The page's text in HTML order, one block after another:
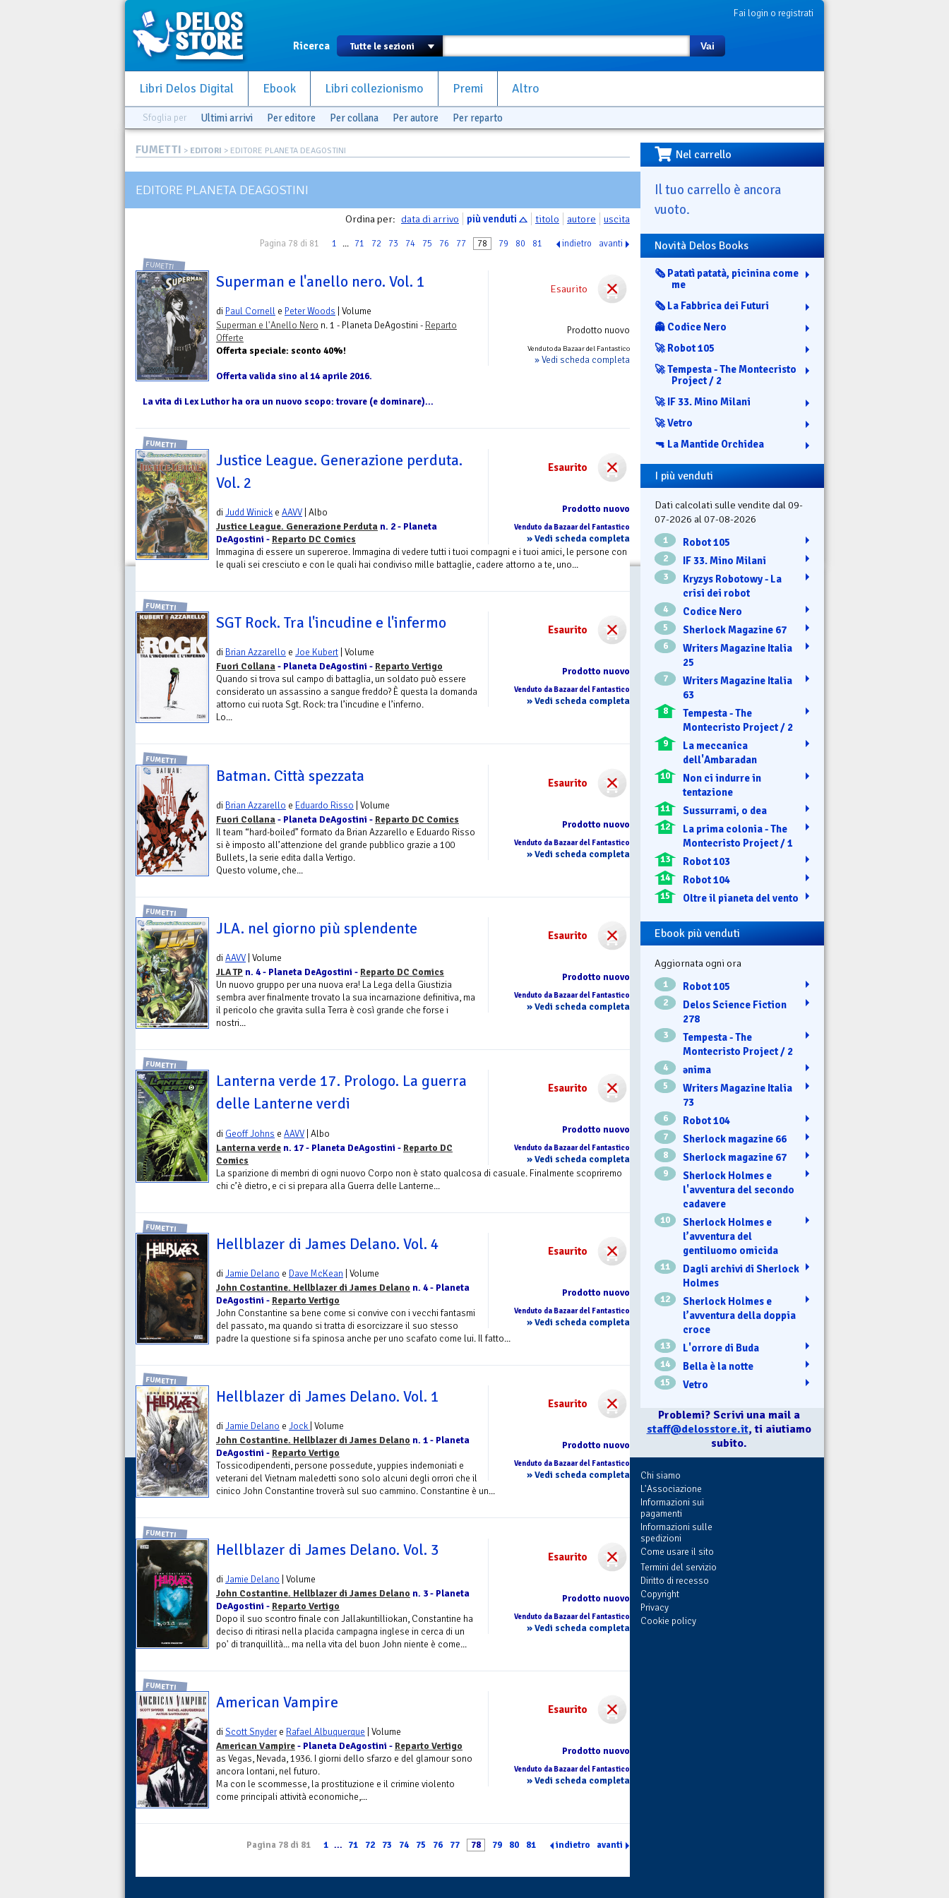
Fai login o registrati
Ricerca Vai
Libri Delos Digital Ebook Libri collezionismo Premi Altro
Sfoglia per Ultimi arrivi Per editore Per collana Per autore Per reparto
FUMETTI > EDITORI > EDITORE PLANETA DEAGOSTINI
EDITORE PLANETA DEAGOSTINI
Ordina per: data di arrivo più venduti titolo autore uscita
Pagina 78 di 81 1 ... 71 72 73 74 75 76 77 78 79 80 81 indietro avanti
Esaurito
Prodotto nuovo
Venduto da Bazaar del Fantastico
» Vedi scheda completa
FUMETTI
Superman e l'anello nero. Vol. 1
di Paul Cornell e Peter Woods | Volume
Superman e l'Anello Nero n. 1 - Planeta DeAgostini - Reparto
Offerte
Offerta speciale: sconto 40%!
Offerta valida sino al 14 aprile 2016.
La vita di Lex Luthor ha ora un nuovo scopo: trovare (e dominare)...
Esaurito
Prodotto nuovo
Venduto da Bazaar del Fantastico
» Vedi scheda completa
FUMETTI
Justice League. Generazione perduta.
Vol. 2
diJudd Winick e AAVV | Albo
Justice League. Generazione Perduta n. 2 - Planeta
DeAgostini - Reparto DC Comics
Immagina di essere un supereroe. Immagina di vedere tutti i tuoi compagni e i tuoi amici, le persone con
le quali sei cresciuto e con le quali hai condiviso mille battaglie, cadere attorno a te, uno...
Esaurito
Prodotto nuovo
Venduto da Bazaar del Fantastico
» Vedi scheda completa
FUMETTI
SGT Rock. Tra l'incudine e l'infermo
di Brian Azzarello e Joe Kubert | Volume
Fuori Collana- Planeta DeAgostini - Reparto Vertigo
Quando si trova sul campo di battaglia, un soldato può essere
considerato un assassino a sangue freddo? È questa la domanda
attorno cui ruota Sgt. Rock: tra l’incudine e l’inferno.
Lo...
Esaurito
Prodotto nuovo
Venduto da Bazaar del Fantastico
» Vedi scheda completa
FUMETTI
Batman. Città spezzata
di Brian Azzarello e Eduardo Risso | Volume
Fuori Collana- Planeta DeAgostini - Reparto DC Comics
Il team “hard-boiled” formato da Brian Azzarello e Eduardo Risso
si è imposto all’attenzione del grande pubblico grazie a 100
Bullets, la serie edita dalla Vertigo.
Questo volume, che...
Esaurito
Prodotto nuovo
Venduto da Bazaar del Fantastico
» Vedi scheda completa
FUMETTI
JLA. nel giorno più splendente
diAAVV | Volume
JLA TP n. 4 - Planeta DeAgostini - Reparto DC Comics
Un nuovo gruppo per una nuova era! La Lega della Giustizia
sembra aver finalmente trovato la sua incarnazione definitiva, ma
il pericolo che gravita sulla Terra è così grande che forse i
nostri...
Esaurito
Prodotto nuovo
Venduto da Bazaar del Fantastico
» Vedi scheda completa
FUMETTI
Lanterna verde 17. Prologo. La guerra
delle Lanterne verdi
di Geoff Johns e AAVV | Albo
Lanterna verde n. 17 - Planeta DeAgostini - Reparto DC
Comics
La sparizione di membri di ogni nuovo Corpo non è stato qualcosa di casuale. Finalmente scopriremo
chi c’è dietro, e ci si prepara alla Guerra delle Lanterne...
Esaurito
Prodotto nuovo
Venduto da Bazaar del Fantastico
» Vedi scheda completa
FUMETTI
Hellblazer di James Delano. Vol. 4
diJamie Delano e Dave McKean | Volume
John Costantine. Hellblazer di James Delano n. 4 - Planeta
DeAgostini - Reparto Vertigo
John Constantine sa bene come si convive con i vecchi fantasmi
del passato, ma quando si tratta di esorcizzare il suo stesso
padre la questione si fa spinosa anche per uno scafato come lui. Il fatto...
Esaurito
Prodotto nuovo
Venduto da Bazaar del Fantastico
» Vedi scheda completa
FUMETTI
Hellblazer di James Delano. Vol. 1
diJamie Delano e Jock | Volume
John Costantine. Hellblazer di James Delano n. 1 - Planeta
DeAgostini - Reparto Vertigo
Tossicodipendenti, persone possedute, yuppies indemoniati e
veterani del Vietnam maledetti sono solo alcuni degli orrori che il
cinico John Constantine troverà sul suo cammino. Constantine è un...
Esaurito
Prodotto nuovo
Venduto da Bazaar del Fantastico
» Vedi scheda completa
FUMETTI
Hellblazer di James Delano. Vol. 3
diJamie Delano | Volume
John Costantine. Hellblazer di James Delano n. 3 - Planeta
DeAgostini - Reparto Vertigo
Dopo il suo scontro finale con Jallakuntilliokan, Constantine ha
deciso di ritirasi nella placida campagna inglese in cerca di un
po' di tranquillità... ma nella vita del buon John niente è come...
Esaurito
Prodotto nuovo
Venduto da Bazaar del Fantastico
» Vedi scheda completa
FUMETTI
American Vampire
diScott Snydere Rafael Albuquerque | Volume
American Vampire- Planeta DeAgostini - Reparto Vertigo
as Vegas, Nevada, 1936. I giorni dello sfarzo e del glamour sono
ancora lontani, nel futuro.
Ma con le scommesse, la prostituzione e il crimine violento
come principali attività economiche,...
Pagina 78 di 81 1 ... 71 72 73 74 75 76 77 78 79 80 81 indietro avanti
Nel carrello
Il tuo carrello è ancora
vuoto.
Novità Delos Books
🗞️ Patatì patatà, picinina come
me
🗞️ La Fabbrica dei Futuri
👻 Codice Nero
🚀 Robot 105
🚀 Tempesta - The Montecristo
Project / 2
🚀 IF 33. Mino Milani
🚀 Vetro
🔫 La Mantide Orchidea
I più venduti
Dati calcolati sulle vendite dal 09-
07-2026 al 07-08-2026
1 Robot 105
2 IF 33. Mino Milani
3
Kryzys Robotowy - La
crisi dei robot
4 Codice Nero
5 Sherlock Magazine 67
6
Writers Magazine Italia
25
7
Writers Magazine Italia
63
8
Tempesta - The
Montecristo Project / 2
9
La meccanica
dell'Ambaradan
10
Non ci indurre in
tentazione
11 Sussurrami, o dea
12
La prima colonia - The
Montecristo Project / 1
13 Robot 103
14 Robot 104
15 Oltre il pianeta del vento
Ebook più venduti
Aggiornata ogni ora
1 Robot 105
2
Delos Science Fiction
278
3
Tempesta - The
Montecristo Project / 2
4 ənima
5
Writers Magazine Italia
73
6 Robot 104
7 Sherlock magazine 66
8 Sherlock magazine 67
9
Sherlock Holmes e
l'avventura del secondo
cadavere
10
Sherlock Holmes e
l’avventura del
gentiluomo omicida
11
Dagli archivi di Sherlock
Holmes
12
Sherlock Holmes e
l’avventura della doppia
croce
13 L'orrore di Buda
14 Bella è la notte
15 Vetro
Problemi? Scrivi una mail a
staff@delosstore.it, ti aiutiamo
subito.
Chi siamo
L'Associazione
Informazioni sui
pagamenti
Informazioni sulle
spedizioni
Come usare il sito
Termini del servizio
Diritto di recesso
Copyright
Privacy
Cookie policy